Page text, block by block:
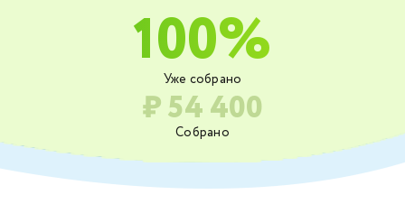
Собрано
₽ 54 400
Уже собрано
100%